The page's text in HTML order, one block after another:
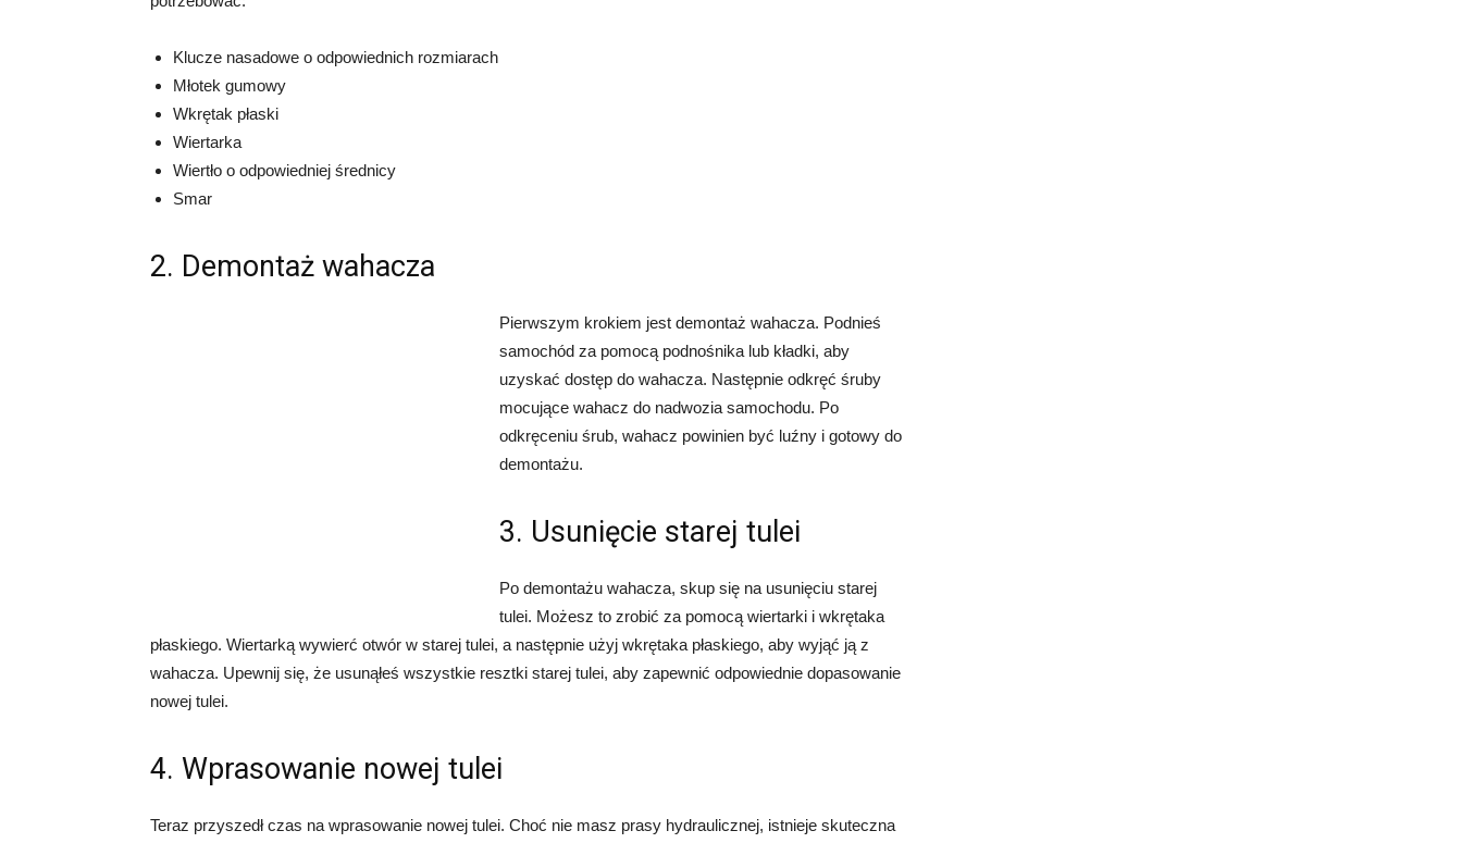
Klucze nasadowe o odpowiednich rozmiarach
Młotek gumowy
Wkrętak płaski
Wiertarka
Wiertło o odpowiedniej średnicy
Smar
2. Demontaż wahacza
Pierwszym krokiem jest demontaż wahacza. Podnieś
samochód za pomocą podnośnika lub kładki, aby
uzyskać dostęp do wahacza. Następnie odkręć śruby
mocujące wahacz do nadwozia samochodu. Po
odkręceniu śrub, wahacz powinien być luźny i gotowy do
demontażu.
3. Usunięcie starej tulei
Po demontażu wahacza, skup się na usunięciu starej
tulei. Możesz to zrobić za pomocą wiertarki i wkrętaka
płaskiego. Wiertarką wywierć otwór w starej tulei, a następnie użyj wkrętaka płaskiego, aby wyjąć ją z
wahacza. Upewnij się, że usunąłeś wszystkie resztki starej tulei, aby zapewnić odpowiednie dopasowanie
nowej tulei.
4. Wprasowanie nowej tulei
Teraz przyszedł czas na wprasowanie nowej tulei. Choć nie masz prasy hydraulicznej, istnieje skuteczna